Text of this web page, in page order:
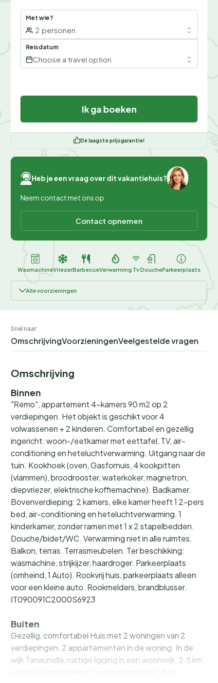
Met wie?
2 personen
Reisdatum
Choose a travel option
Ik ga boeken
De laagste prijsgarantie!
Heb je een vraag over dit vakantiehuis?
Neem contact met ons op
Contact opnemen
WasmachineVriezerBarbecueVerwarming TvDoucheParkeerplaats
Alle voorzieningen
Snel naar:
OmschrijvingVoorzieningenVeelgestelde vragen
Omschrijving
Binnen
"Remo", appartement 4-kamers 90 m2 op 2
verdiepingen. Het objekt is geschikt voor 4
volwassenen + 2 kinderen. Comfortabel en gezellig
ingericht: woon-/eetkamer met eettafel, TV, air-
conditioning en heteluchtverwarming. Uitgang naar de
tuin. Kookhoek (oven, Gasfornuis, 4 kookpitten
(vlammen), broodrooster, waterkoker, magnetron,
diepvriezer, elektrische koffiemachine). Badkamer.
Bovenverdieping: 2 kamers, elke kamer heeft 1 2-pers
bed, air-conditioning en heteluchtverwarming. 1
kinderkamer, zonder ramen met 1 x 2 stapelbedden.
Douche/bidet/WC. Verwarming niet in alle ruimtes.
Balkon, terras. Terrasmeubelen. Ter beschikking:
wasmachine, strijkijzer, haardroger. Parkeerplaats
(omheind, 1 Auto). Rookvrij huis, parkeerplaats alleen
voor een kleine auto. Rookmelders, brandblusser.
IT090091C2000S6923
Buiten
Gezellig, comfortabel Huis met 2 woningen van 2
verdiepingen. 2 appartementen in de woning. In de
wijk Tanaunella, rustige ligging in een woonwijk, 2.5 km
van zee, aan een weg. Voor medegebruik: tuin